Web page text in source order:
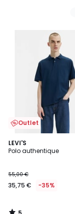
Outlet
LEVI'S
Polo authentique
55,00 €
35,75 € -35%
5
/